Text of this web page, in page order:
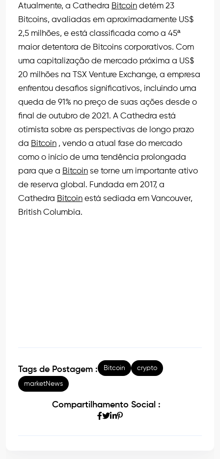
Atualmente, a Cathedra Bitcoin detém 23
Bitcoins, avaliadas em aproximadamente US$
2,5 milhões, e está classificada como a 45ª
maior detentora de Bitcoins corporativos. Com
uma capitalização de mercado próxima a US$
20 milhões na TSX Venture Exchange, a empresa
enfrentou desafios significativos, incluindo uma
queda de 91% no preço de suas ações desde o
final de outubro de 2021. A Cathedra está
otimista sobre as perspectivas de longo prazo
da Bitcoin , vendo a atual fase do mercado
como o início de uma tendência prolongada
para que a Bitcoin se torne um importante ativo
de reserva global. Fundada em 2017, a
Cathedra Bitcoin está sediada em Vancouver,
British Columbia.
Tags de Postagem : Bitcoin crypto
marketNews
Compartilhamento Social :